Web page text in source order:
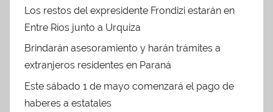
Los restos del expresidente Frondizi estarán en
Entre Ríos junto a Urquiza
Brindarán asesoramiento y harán trámites a
extranjeros residentes en Paraná
Este sábado 1 de mayo comenzará el pago de
haberes a estatales